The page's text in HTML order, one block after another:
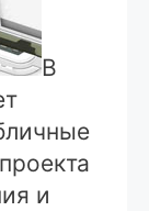
В
и